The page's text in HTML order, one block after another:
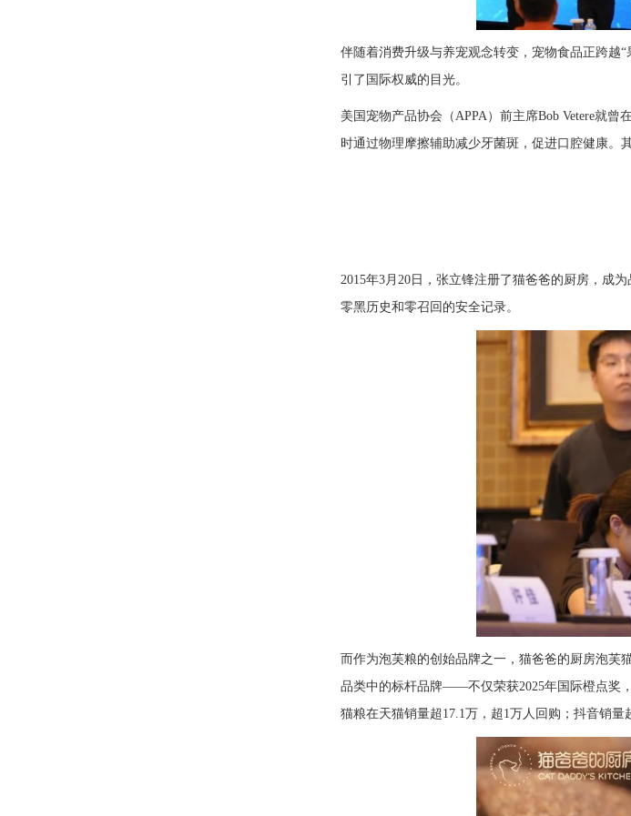
伴随着消费升级与养宠观念转变，宠物食品正跨越
引了国际权威的目光。
美国宠物产品协会（APPA）前主席Bob Vetere就
时通过物理摩擦辅助减少牙菌斑，促进口腔健康。
2015年3月20日，张立锋注册了猫爸爸的厨房，成
零黑历史和零召回的安全记录。
而作为泡芙粮的创始品牌之一，猫爸爸的厨房泡芙
品类中的标杆品牌——不仅荣获2025年国际橙点奖
猫粮在天猫销量超17.1万，超1万人回购；抖音销量